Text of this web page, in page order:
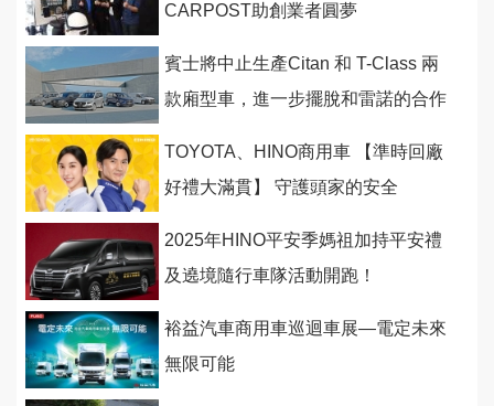
CARPOST助創業者圓夢
賓士將中止生產Citan 和 T-Class 兩
款廂型車，進一步擺脫和雷諾的合作
TOYOTA、HINO商用車 【準時回廠
好禮大滿貫】 守護頭家的安全
2025年HINO平安季媽祖加持平安禮
及遶境隨行車隊活動開跑！
裕益汽車商用車巡迴車展—電定未來
無限可能